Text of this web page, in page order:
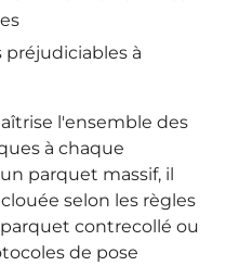
à
l'ensemble des
à chaque
parquet massif, il
selon les règles
contrecollé ou
de pose